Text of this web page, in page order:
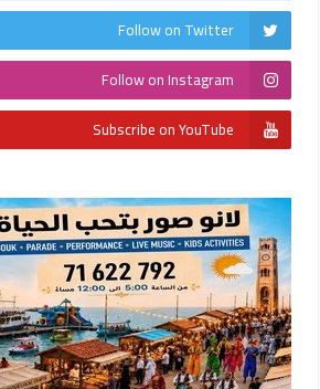
Follow on Twitter
Follow on Instagram
Subscribe on YouTube